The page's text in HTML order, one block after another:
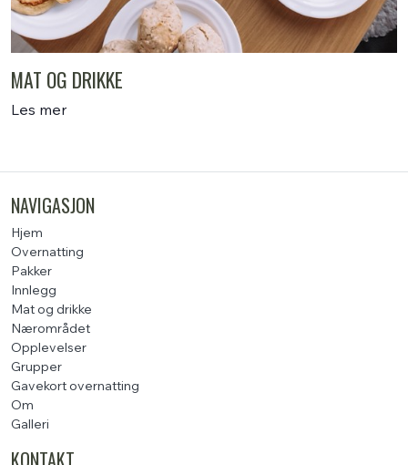
MAT OG DRIKKE
Les mer
NAVIGASJON
Hjem
Overnatting
Pakker
Innlegg
Mat og drikke
Nærområdet
Opplevelser
Grupper
Gavekort overnatting
Om
Galleri